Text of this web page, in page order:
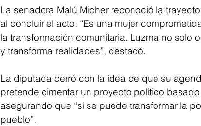
La senadora Malú Micher reconoció la
al concluir el acto. “Es una mujer
la transformación comunitaria. Luzma no solo
y transforma realidades”, destacó.
La diputada cerró con la idea de que su
pretende cimentar un proyecto político
asegurando que “sí se puede transformar la
pueblo”.